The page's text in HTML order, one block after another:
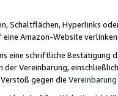
Schaltflächen, Hyperlinks
Amazon-Website
eine schriftliche
der Vereinbarung,
gegen die Vereinbarung